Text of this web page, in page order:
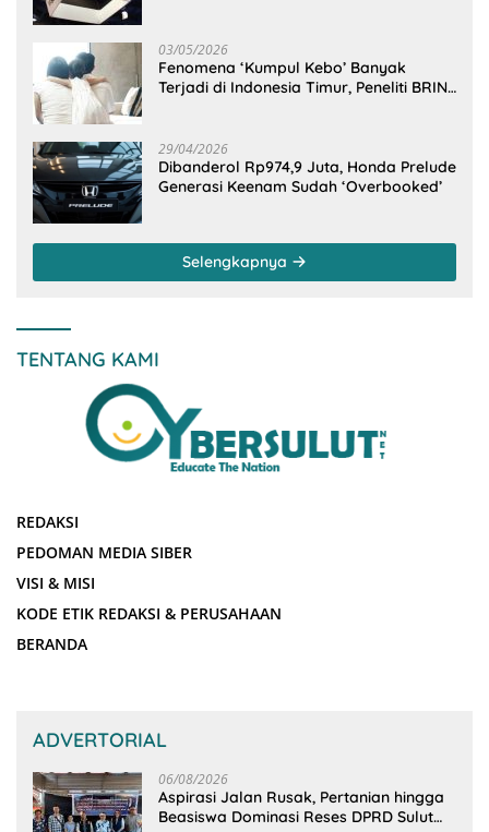
03/05/2026
Fenomena ‘Kumpul Kebo’ Banyak
Terjadi di Indonesia Timur, Peneliti BRIN
29/04/2026
Dibanderol Rp974,9 Juta, Honda Prelude
Generasi Keenam Sudah ‘Overbooked’
Selengkapnya
TENTANG KAMI
REDAKSI
PEDOMAN MEDIA SIBER
VISI & MISI
KODE ETIK REDAKSI & PERUSAHAAN
BERANDA
ADVERTORIAL
06/08/2026
Aspirasi Jalan Rusak, Pertanian hingga
Beasiswa Dominasi Reses DPRD Sulut